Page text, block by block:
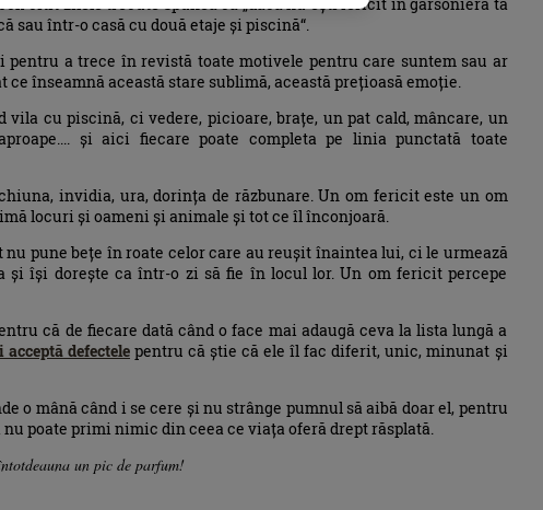
sau într-o casă cu două etaje și piscină“.
pentru a trece în revistă toate motivele pentru care suntem sau ar
înseamnă această stare sublimă, această prețioasă emoție.
vila cu piscină, ci vedere, picioare, brațe, un pat cald, mâncare, un
și aici fiecare poate completa pe linia punctată toate
invidia, ura, dorința de răzbunare. Un om fericit este un om
locuri și oameni și animale și tot ce îl înconjoară.
pune bețe în roate celor care au reușit înaintea lui, ci le urmează
și își dorește ca într-o zi să fie în locul lor. Un om fericit percepe
că de fiecare dată când o face mai adaugă ceva la lista lungă a
acceptă defectele pentru că știe că ele îl fac diferit, unic, minunat și
o mână când i se cere și nu strânge pumnul să aibă doar el, pentru
poate primi nimic din ceea ce viața oferă drept răsplată.
un pic de parfum!